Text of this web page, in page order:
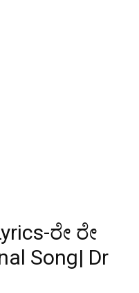
ರೇ ರೇ
Song| Dr